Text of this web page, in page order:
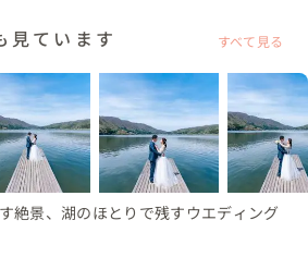
その年の天気や雪の状況によるの
りません
カメラマンが撮影しますのでなんで
てきましたたが、撮影の後の温泉や
見ています すべて見る
絶景、湖のほとりで残すウエディング